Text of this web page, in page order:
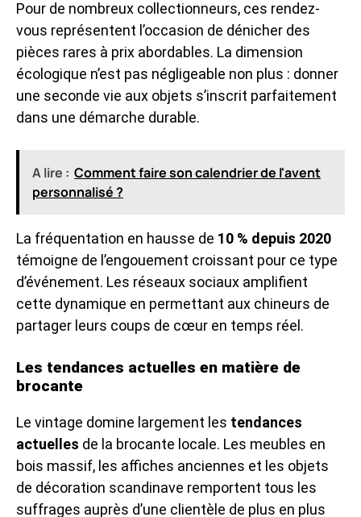
Pour de nombreux collectionneurs, ces rendez-
vous représentent l’occasion de dénicher des
pièces rares à prix abordables. La dimension
écologique n’est pas négligeable non plus : donner
une seconde vie aux objets s’inscrit parfaitement
dans une démarche durable.
A lire : Comment faire son calendrier de l'avent
personnalisé ?
La fréquentation en hausse de 10 % depuis 2020
témoigne de l’engouement croissant pour ce type
d’événement. Les réseaux sociaux amplifient
cette dynamique en permettant aux chineurs de
partager leurs coups de cœur en temps réel.
Les tendances actuelles en matière de
brocante
Le vintage domine largement les tendances
actuelles de la brocante locale. Les meubles en
bois massif, les affiches anciennes et les objets
de décoration scandinave remportent tous les
suffrages auprès d’une clientèle de plus en plus